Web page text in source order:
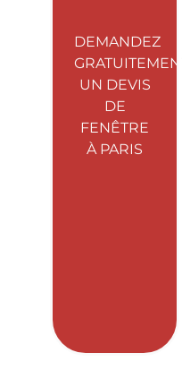
DEMANDEZ
GRATUITEMENT
UN DEVIS
DE
FENÊTRE
À PARIS